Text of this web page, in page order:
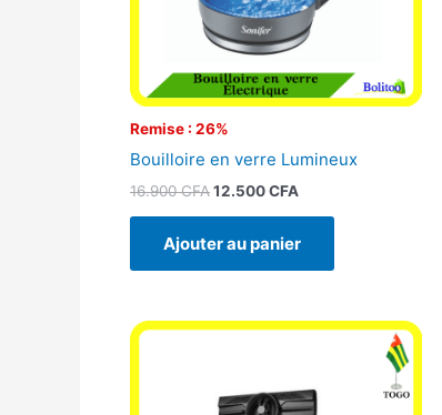
Remise : 26%
Bouilloire en verre Lumineux
16.900CFA12.500CFA
Ajouter au panier